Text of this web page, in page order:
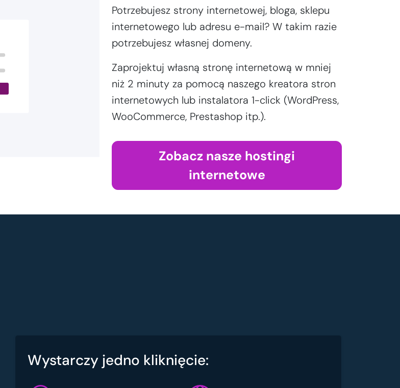
Potrzebujesz strony internetowej, bloga, sklepu
internetowego lub adresu e-mail? W takim razie
potrzebujesz własnej domeny.
Zaprojektuj własną stronę internetową w mniej
niż 2 minuty za pomocą naszego kreatora stron
internetowych lub instalatora 1-click (WordPress,
WooCommerce, Prestashop itp.).
Zobacz nasze hostingi
internetowe
Wystarczy jedno kliknięcie: